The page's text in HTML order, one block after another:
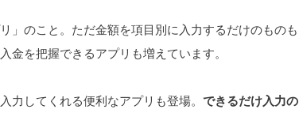
」のこと。ただ金額を項目別に入力するだけのものも
を把握できるアプリも増えています。
してくれる便利なアプリも登場。 できるだけ入力の